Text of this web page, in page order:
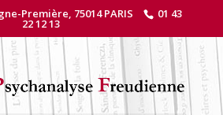
Première, 75014 PARIS 01 43
22 12 13